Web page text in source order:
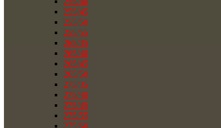
255/45
255/50
255/55
265/35
265/40
265/45
265/50
275/35
275/40
275/45
275/55
275/60